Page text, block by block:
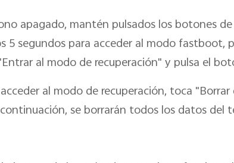
apagado, mantén pulsados los botones
5 segundos para acceder al modo fastboot,
al modo de recuperación" y pulsa el
al modo de recuperación, toca
se borrarán todos los datos del